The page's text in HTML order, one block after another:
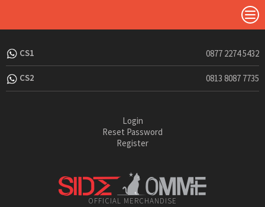
CS1 0877 2274 5432
CS2 0813 8087 7735
Login
Reset Password
Register
OFFICIAL MERCHANDISE